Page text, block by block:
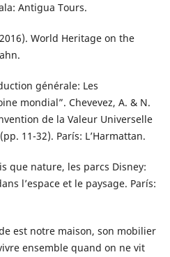
Antigua Tours.
World Heritage on the
générale: Les
mondial”. Chevevez, A. & N.
de la Valeur Universelle
11-32). París: L’Harmattan.
que nature, les parcs Disney:
l’espace et le paysage. París:
est notre maison, son mobilier
ensemble quand on ne vit